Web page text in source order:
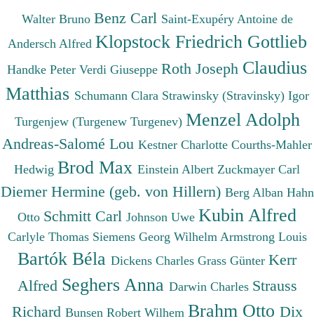
Walter Bruno Benz Carl Saint-Exupéry Antoine de
Andersch Alfred Klopstock Friedrich Gottlieb
Handke Peter Verdi Giuseppe Roth Joseph Claudius
Matthias Schumann Clara Strawinsky (Stravinsky) Igor
Turgenjew (Turgenew Turgenev) Menzel Adolph
Andreas-Salomé Lou Kestner Charlotte Courths-Mahler
Hedwig Brod Max Einstein Albert Zuckmayer Carl
Diemer Hermine (geb. von Hillern) Berg Alban Hahn
Otto Schmitt Carl Johnson Uwe Kubin Alfred
Carlyle Thomas Siemens Georg Wilhelm Armstrong Louis
Bartók Béla Dickens Charles Grass Günter Kerr
Alfred Seghers Anna Darwin Charles Strauss
Richard Bunsen Robert Wilhem Brahm Otto Dix